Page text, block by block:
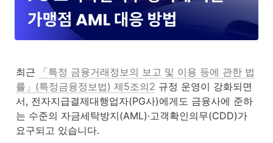
최근
「특정 금융거래정보의 보고 및 이용 등에 관한 법
률」(특정금융정보법) 제5조의2 규정 운영이 강화되면
서, 전자지급결제대행업자(PG사)에게도 금융사에 준하
는 수준의 자금세탁방지(AML)·고객확인의무(CDD)가
요구되고 있습니다.